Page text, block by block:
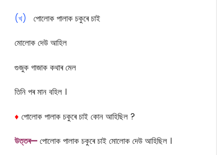
(খ) পোলোক পালাক চকুৰে চাই
মোলোক দেউ আহিল
গুজুক গাজাক কথাৰ মেল
তিনি পৰ মান বহিল ।
♦ পোলোক পালাক চকুৰে চাই কোন আহিছিল ?
উত্তৰ— পোলোক পালাক চকুৰে চাই মোলোক দেউ আহিছিল ।